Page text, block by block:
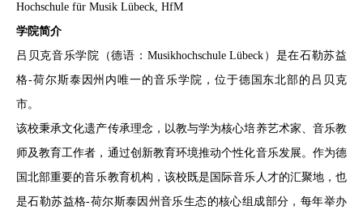
Hochschule für Musik Lübeck, HfM
学院简介
吕贝克音乐学院（德语：Musikhochschule Lübeck）是在石勒苏益
格-荷尔斯泰因州内唯一的音乐学院，位于德国东北部的吕贝克
市。
该校秉承文化遗产传承理念，以教与学为核心培养艺术家、音乐教
师及教育工作者，通过创新教育环境推动个性化音乐发展。作为德
国北部重要的音乐教育机构，该校既是国际音乐人才的汇聚地，也
是石勒苏益格-荷尔斯泰因州音乐生态的核心组成部分，每年举办